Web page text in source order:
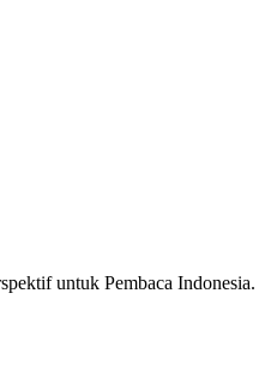
untuk Pembaca Indonesia.